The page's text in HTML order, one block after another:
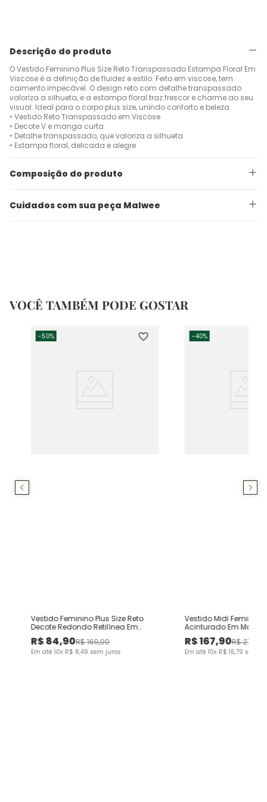
Descrição do produto
O Vestido Feminino Plus Size Reto Transpassado Estampa Floral Em
Viscose é a definição de fluidez e estilo. Feito em viscose, tem
caimento impecável. O design reto com detalhe transpassado
valoriza a silhueta, e a estampa floral traz frescor e charme ao seu
visual. Ideal para o corpo plus size, unindo conforto e beleza.
• Vestido Reto Transpassado em Viscose
• Decote V e manga curta
• Detalhe transpassado, que valoriza a silhueta
• Estampa floral, delicada e alegre
Composição do produto
Cuidados com sua peça Malwee
VOCÊ TAMBÉM PODE GOSTAR
-50%
Vestido Feminino Plus Size Reto
Decote Redondo Retilínea Em
Viscose Stretch
R$84,90R$169,00
Em até10xR$ 8,49 sem juros
-40%
Vestido Midi Feminino
Acinturado Em Malha
Texturizada
R$167,90R$279
Em até10x R$ 16,79 sem